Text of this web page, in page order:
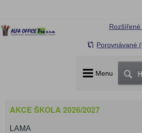
Menu
Porovnávané
AKCE ŠKOLA 2026/2027
LAMA